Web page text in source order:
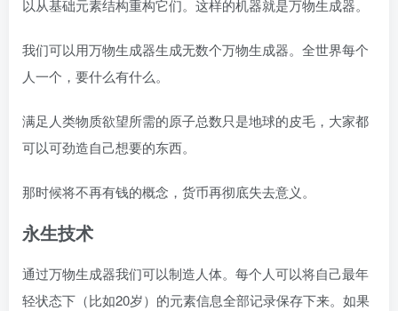
以从基础元素结构重构它们。这样的机器就是万物生成器。
我们可以用万物生成器生成无数个万物生成器。全世界每个
人一个，要什么有什么。
满足人类物质欲望所需的原子总数只是地球的皮毛，大家都
可以可劲造自己想要的东西。
那时候将不再有钱的概念，货币再彻底失去意义。
永生技术
通过万物生成器我们可以制造人体。每个人可以将自己最年
轻状态下（比如20岁）的元素信息全部记录保存下来。如果